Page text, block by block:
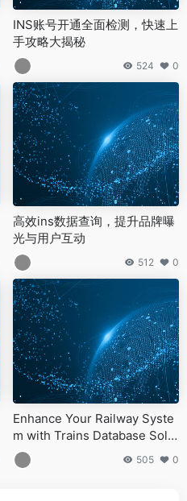
INS账号开通全面检测，快速上
手攻略大揭秘
524 0
高效ins数据查询，提升品牌曝
光与用户互动
512 0
Enhance Your Railway Syste
m with Trains Database Solut
ions
505 0